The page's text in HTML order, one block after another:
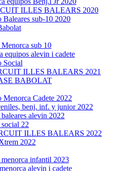
ILLES BALEARS 2020
Baleares sub-10 2020
sub 10
equipos alevin i cadete
Social
ILLES BALEARS 2021
BABOLAT
Menorca Cadete 2022
benj. inf. y junior 2022
alevin 2022
22
ILLES BALEARS 2022
2022
menorca infantil 2023
alevin i cadete